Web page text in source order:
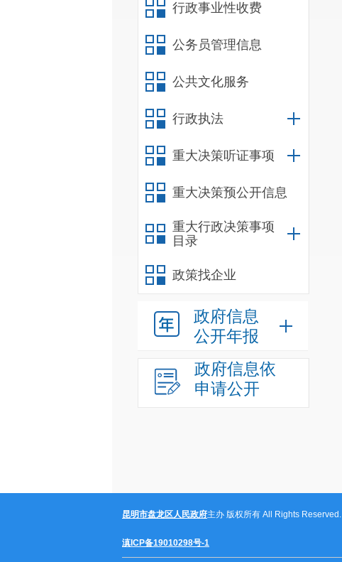
行政事业性收费
公务员管理信息
公共文化服务
行政执法
重大决策听证事项
重大决策预公开信息
重大行政决策事项
目录
政策找企业
政府信息
公开年报
政府信息依
申请公开
昆明市盘龙区人民政府主办 版权所有 All Rights Reserved.
滇ICP备19010298号-1